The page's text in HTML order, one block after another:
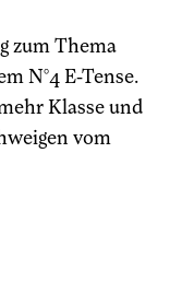
zum Thema
N°4 E-Tense.
Klasse und
vom